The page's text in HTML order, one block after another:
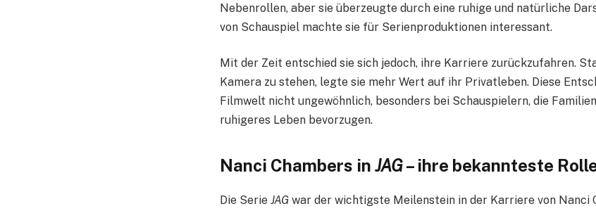
Nebenrollen, aber sie überzeugte durch eine ruhige und natürliche
von Schauspiel machte sie für Serienproduktionen interessant.
Mit der Zeit entschied sie sich jedoch, ihre Karriere zurückzufahren.
Kamera zu stehen, legte sie mehr Wert auf ihr Privatleben. Diese
Filmwelt nicht ungewöhnlich, besonders bei Schauspielern, die
ruhigeres Leben bevorzugen.
Nanci Chambers in JAG– ihre bekannteste
Die Serie JAG war der wichtigste Meilenstein in der Karriere von Nanci